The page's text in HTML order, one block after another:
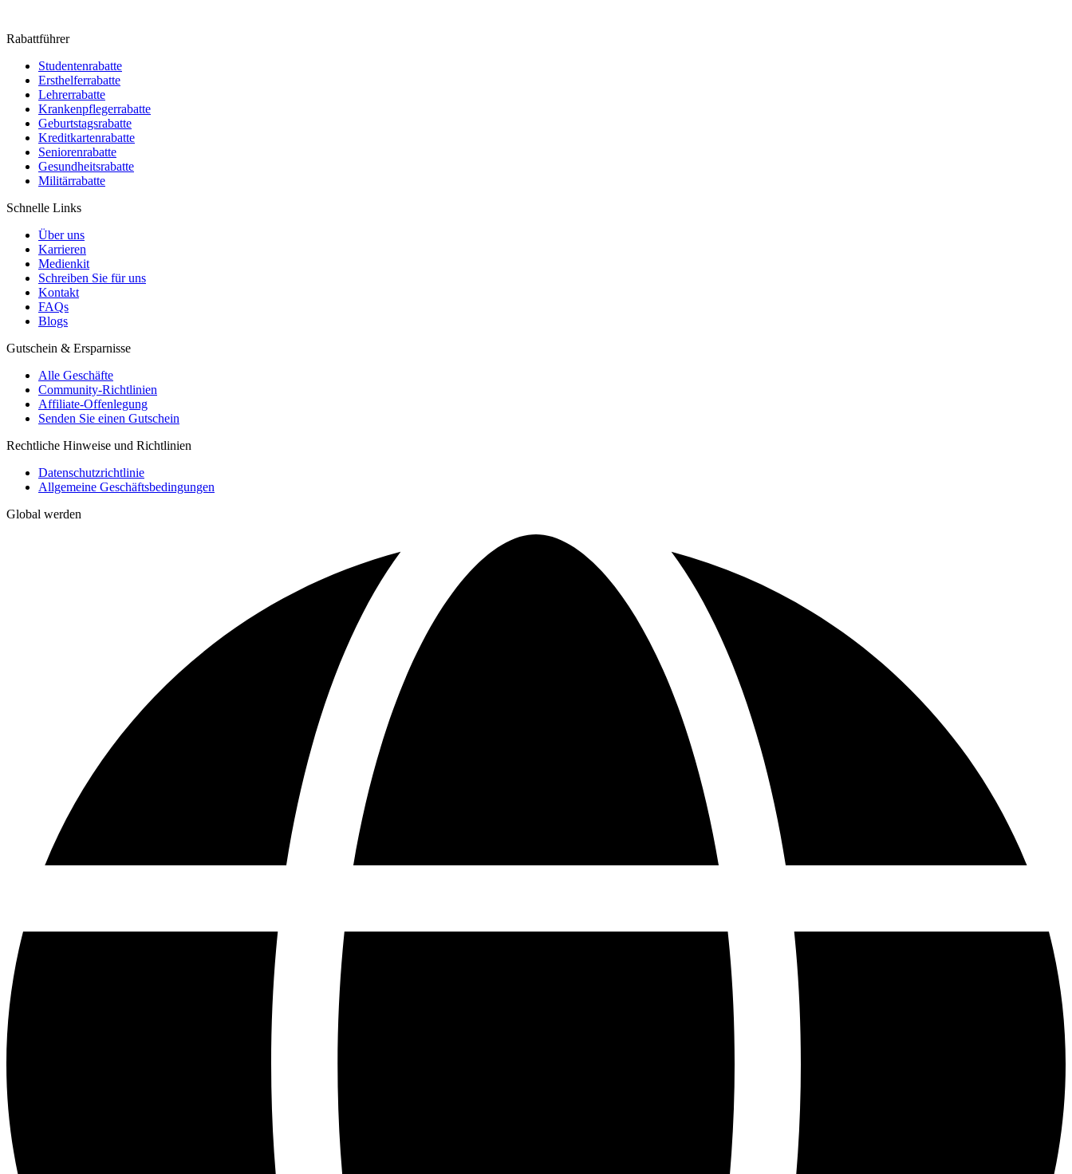
Rabattführer
Studentenrabatte
Ersthelferrabatte
Lehrerrabatte
Krankenpflegerrabatte
Geburtstagsrabatte
Kreditkartenrabatte
Seniorenrabatte
Gesundheitsrabatte
Militärrabatte
Schnelle Links
Über uns
Karrieren
Medienkit
Schreiben Sie für uns
Kontakt
FAQs
Blogs
Gutschein & Ersparnisse
Alle Geschäfte
Community-Richtlinien
Affiliate-Offenlegung
Senden Sie einen Gutschein
Rechtliche Hinweise und Richtlinien
Datenschutzrichtlinie
Allgemeine Geschäftsbedingungen
Global werden